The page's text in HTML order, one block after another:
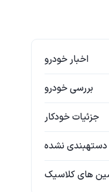
اخبار خودرو
بررسی خودرو
جزئیات خودکار
دستهبندی نشده
های کلاسیک